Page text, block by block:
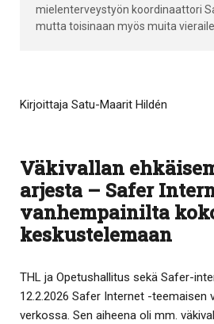
mielenterveystyön koordinaattori
mutta toisinaan myös muita
Kirjoittaja Satu-Maarit Hildén
Väkivallan
arjesta – Safer
vanhempainilta
keskustelemaan
THL ja Opetushallitus sekä Safer-
12.2.2026 Safer Internet -teemaisen
verkossa. Sen aiheena oli mm.